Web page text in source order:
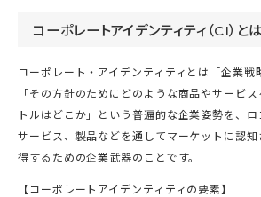
コーポレートアイデンティティ（CI）とは
コーポレート・アイデンティティとは「企業戦
「その方針のためにどのような商品やサービ
トルはどこか」という普遍的な企業姿勢を、ロ
サービス、製品などを通してマーケットに認
得するための企業武器のことです。
【コーポレートアイデンティティの要素】